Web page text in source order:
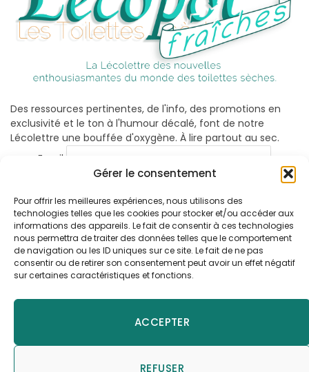
Gérer le consentement
Pour offrir les meilleures expériences, nous utilisons des
technologies telles que les cookies pour stocker et/ou accéder aux
informations des appareils. Le fait de consentir à ces technologies
nous permettra de traiter des données telles que le comportement
de navigation ou les ID uniques sur ce site. Le fait de ne pas
consentir ou de retirer son consentement peut avoir un effet négatif
sur certaines caractéristiques et fonctions.
ACCEPTER
REFUSER
Des ressources pertinentes, de l'info, des promotions en
exclusivité et le ton à l'humour décalé, font de notre
Lécolettre une bouffée d'oxygène. À lire partout au sec.
Email
Facebook
X
InstagramPinterestYouTubeLinkedIn